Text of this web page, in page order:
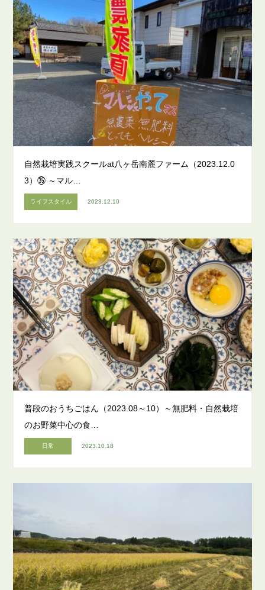
自然栽培実践スクールat八ヶ岳南麓ファーム（2023.12.0
3）㉟ ～マル…
ライフスタイル 2023.12.10
普段のおうちごはん（2023.08～10）～無肥料・自然栽培
のお野菜中心の食…
日常 2023.10.18